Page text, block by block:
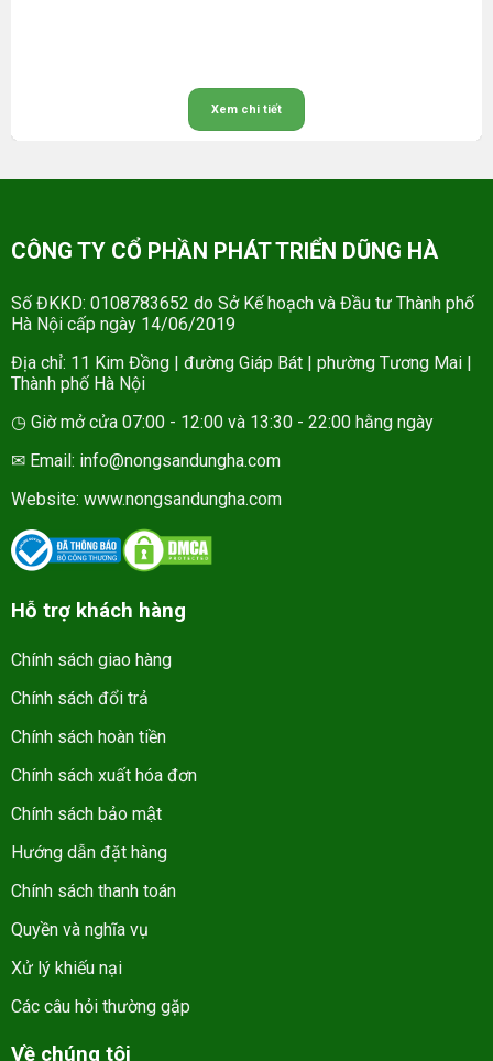
Xem chi tiết
CÔNG TY CỔ PHẦN PHÁT TRIỂN DŨNG HÀ
Số ĐKKD: 0108783652 do Sở Kế hoạch và Đầu tư Thành phố
Hà Nội cấp ngày 14/06/2019
Địa chỉ: 11 Kim Đồng | đường Giáp Bát | phường Tương Mai |
Thành phố Hà Nội
◷ Giờ mở cửa 07:00 - 12:00 và 13:30 - 22:00 hằng ngày
✉ Email: info@nongsandungha.com
Website: www.nongsandungha.com
Hỗ trợ khách hàng
Chính sách giao hàng
Chính sách đổi trả
Chính sách hoàn tiền
Chính sách xuất hóa đơn
Chính sách bảo mật
Hướng dẫn đặt hàng
Chính sách thanh toán
Quyền và nghĩa vụ
Xử lý khiếu nại
Các câu hỏi thường gặp
Về chúng tôi